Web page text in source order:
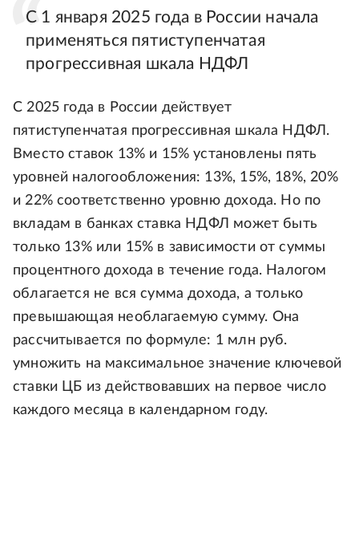
С 1 января 2025 года в России начала
применяться пятиступенчатая
прогрессивная шкала НДФЛ
С 2025 года в России действует
пятиступенчатая прогрессивная шкала НДФЛ.
Вместо ставок 13% и 15% установлены пять
уровней налогообложения: 13%, 15%, 18%, 20%
и 22% соответственно уровню дохода. Но по
вкладам в банках ставка НДФЛ может быть
только 13% или 15% в зависимости от суммы
процентного дохода в течение года. Налогом
облагается не вся сумма дохода, а только
превышающая необлагаемую сумму. Она
рассчитывается по формуле: 1 млн руб.
умножить на максимальное значение ключевой
ставки ЦБ из действовавших на первое число
каждого месяца в календарном году.